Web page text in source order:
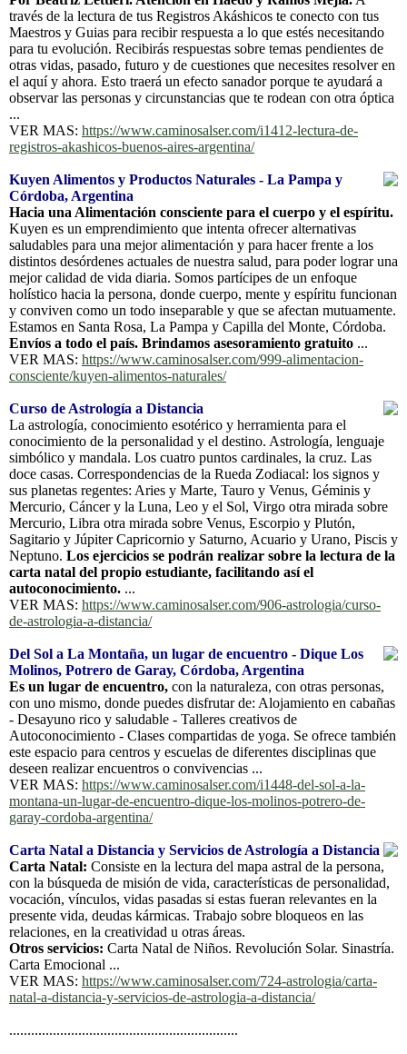
través de la lectura de tus Registros Akáshicos te conecto con tus
Maestros y Guias para recibir respuesta a lo que estés necesitando
para tu evolución. Recibirás respuestas sobre temas pendientes de
otras vidas, pasado, futuro y de cuestiones que necesites resolver en
el aquí y ahora. Esto traerá un efecto sanador porque te ayudará a
observar las personas y circunstancias que te rodean con otra óptica
...
VER MAS: https://www.caminosalser.com/i1412-lectura-de-
registros-akashicos-buenos-aires-argentina/
Kuyen Alimentos y Productos Naturales - La Pampa y
Córdoba, Argentina
Hacia una Alimentación consciente para el cuerpo y el espíritu.
Kuyen es un emprendimiento que intenta ofrecer alternativas
saludables para una mejor alimentación y para hacer frente a los
distintos desórdenes actuales de nuestra salud, para poder lograr una
mejor calidad de vida diaria. Somos partícipes de un enfoque
holístico hacia la persona, donde cuerpo, mente y espíritu funcionan
y conviven como un todo inseparable y que se afectan mutuamente.
Estamos en Santa Rosa, La Pampa y Capilla del Monte, Córdoba.
Envíos a todo el país. Brindamos asesoramiento gratuito ...
VER MAS: https://www.caminosalser.com/999-alimentacion-
consciente/kuyen-alimentos-naturales/
Curso de Astrología a Distancia
La astrología, conocimiento esotérico y herramienta para el
conocimiento de la personalidad y el destino. Astrología, lenguaje
simbólico y mandala. Los cuatro puntos cardinales, la cruz. Las
doce casas. Correspondencias de la Rueda Zodiacal: los signos y
sus planetas regentes: Aries y Marte, Tauro y Venus, Géminis y
Mercurio, Cáncer y la Luna, Leo y el Sol, Virgo otra mirada sobre
Mercurio, Libra otra mirada sobre Venus, Escorpio y Plutón,
Sagitario y Júpiter Capricornio y Saturno, Acuario y Urano, Piscis y
Neptuno. Los ejercicios se podrán realizar sobre la lectura de la
carta natal del propio estudiante, facilitando así el
autoconocimiento. ...
VER MAS: https://www.caminosalser.com/906-astrologia/curso-
de-astrologia-a-distancia/
Del Sol a La Montaña, un lugar de encuentro - Dique Los
Molinos, Potrero de Garay, Córdoba, Argentina
Es un lugar de encuentro, con la naturaleza, con otras personas,
con uno mismo, donde puedes disfrutar de: Alojamiento en cabañas
- Desayuno rico y saludable - Talleres creativos de
Autoconocimiento - Clases compartidas de yoga. Se ofrece también
este espacio para centros y escuelas de diferentes disciplinas que
deseen realizar encuentros o convivencias ...
VER MAS: https://www.caminosalser.com/i1448-del-sol-a-la-
montana-un-lugar-de-encuentro-dique-los-molinos-potrero-de-
garay-cordoba-argentina/
Carta Natal a Distancia y Servicios de Astrología a Distancia
Carta Natal: Consiste en la lectura del mapa astral de la persona,
con la búsqueda de misión de vida, características de personalidad,
vocación, vínculos, vidas pasadas si estas fueran relevantes en la
presente vida, deudas kármicas. Trabajo sobre bloqueos en las
relaciones, en la creatividad u otras áreas.
Otros servicios: Carta Natal de Niños. Revolución Solar. Sinastría.
Carta Emocional ...
VER MAS: https://www.caminosalser.com/724-astrologia/carta-
natal-a-distancia-y-servicios-de-astrologia-a-distancia/
...............................................................